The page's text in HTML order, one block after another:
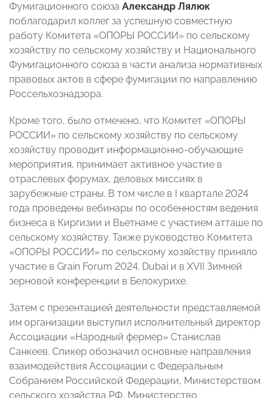
Фумигационного союза Александр Лялюк
поблагодарил коллег за успешную совместную
работу Комитета «ОПОРЫ РОССИИ» по сельскому
хозяйству по сельскому хозяйству и Национального
Фумигационного союза в части анализа нормативных
правовых актов в сфере фумигации по направлению
Россельхознадзора.
Кроме того, было отмечено, что Комитет «ОПОРЫ
РОССИИ» по сельскому хозяйству по сельскому
хозяйству проводит информационно-обучающие
мероприятия, принимает активное участие в
отраслевых форумах, деловых миссиях в
зарубежные страны. В том числе в I квартале 2024
года проведены вебинары по особенностям ведения
бизнеса в Киргизии и Вьетнаме с участием атташе по
сельскому хозяйству. Также руководство Комитета
«ОПОРЫ РОССИИ» по сельскому хозяйству приняло
участие в Grain Forum 2024. Dubai и в XVII Зимней
зерновой конференции в Белокурихе.
Затем с презентацией деятельности представляемой
им организации выступил исполнительный директор
Ассоциации «Народный фермер» Станислав
Санкеев. Спикер обозначил основные направления
взаимодействия Ассоциации с Федеральным
Собранием Российской Федерации, Министерством
сельского хозяйства РФ, Министерство